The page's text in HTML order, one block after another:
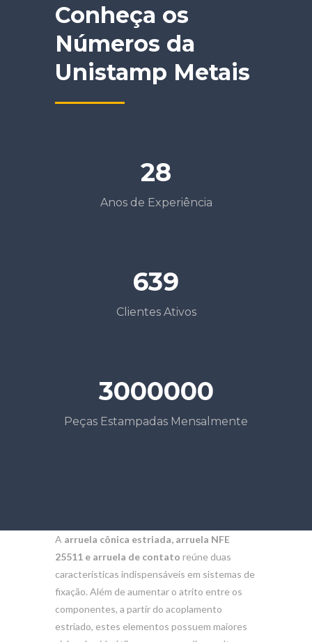
Conheça os
Números da
Unistamp Metais
28
Anos de Experiência
639
Clientes Ativos
3000000
Peças Estampadas Mensalmente
A arruela cônica estriada, arruela NFE
25511 e arruela de contato reúne duas
características indispensáveis em sistemas de
fixação. Além de aumentar o atrito entre os
componentes, a partir do acoplamento
estriado, estes elementos possuem maiores